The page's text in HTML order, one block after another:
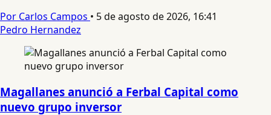
Por Carlos Campos • 5 de agosto de 2026, 16:41
Pedro Hernandez
Magallanes anunció a Ferbal Capital como
nuevo grupo inversor